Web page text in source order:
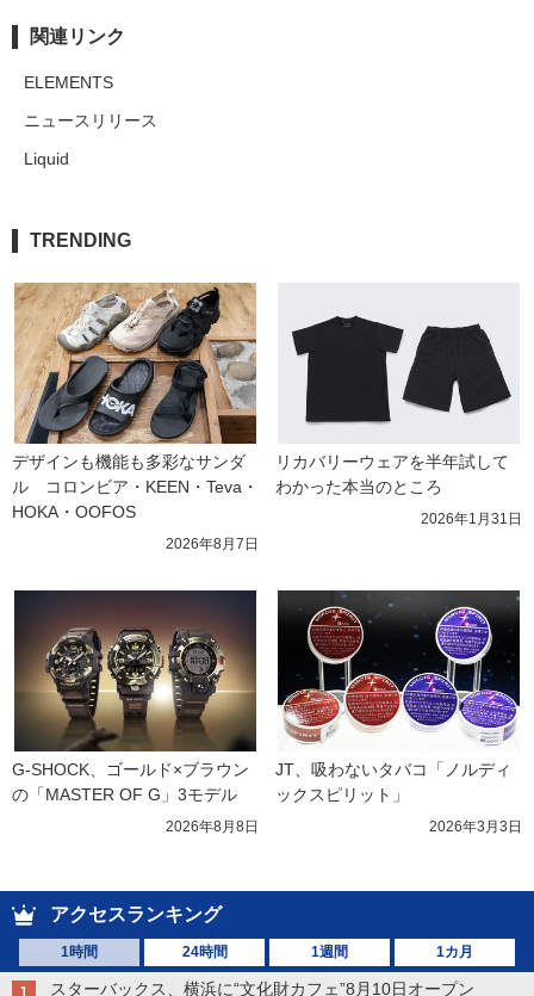
関連リンク
ELEMENTS
ニュースリリース
Liquid
TRENDING
デザインも機能も多彩なサンダ
ル　コロンビア・KEEN・Teva・
HOKA・OOFOS
2026年8月7日
リカバリーウェアを半年試して
わかった本当のところ
2026年1月31日
G-SHOCK、ゴールド×ブラウン
の「MASTER OF G」3モデル
2026年8月8日
JT、吸わないタバコ「ノルディ
ックスピリット」
2026年3月3日
アクセスランキング
1時間 24時間 1週間 1カ月
スターバックス、横浜に“文化財カフェ”8月10日オープン